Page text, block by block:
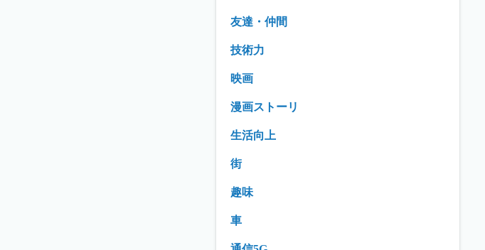
友達・仲間
技術力
映画
漫画ストーリ
生活向上
街
趣味
車